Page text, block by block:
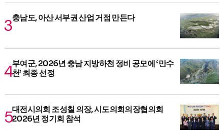
충남도, 아산 서부권 산업 거점 만든다
부여군, 2026년 충남 지방하천 정비 공모에 ‘만수
천’ 최종 선정
대전시의회 조성칠 의장, 시도의회의장협의회
2026년 정기회 참석